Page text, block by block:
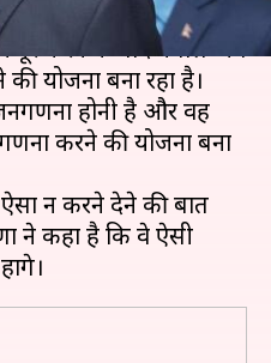
और लिपुलेख को अपने
मंजूर करने के बाद नेपाल अब
योजना बना रहा है।
होनी है और वह
करने की योजना बना
ऐसा न करने देने की बात
ने कहा है कि वे ऐसी